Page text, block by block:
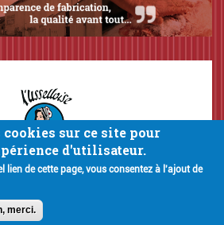
personnelles
Mentions légales
sur ce site pour
d'utilisateur.
lien de cette page, vous consentez à l'ajout de
merci.